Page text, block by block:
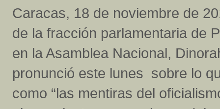
Caracas, 18 de noviembre de
de la fracción parlamentaria de
en la Asamblea Nacional,
pronunció este lunes sobre lo
como “las mentiras del